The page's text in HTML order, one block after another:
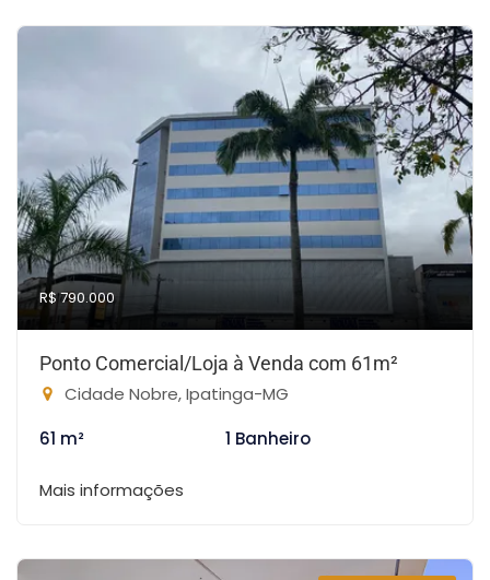
R$ 790.000
Ponto Comercial/Loja à Venda com 61m²
Cidade Nobre, Ipatinga-MG
61 m²
1 Banheiro
Mais informações